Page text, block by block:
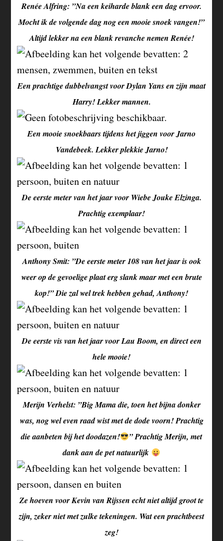
Renée Alfring: ”Na een keiharde blank een dag ervoor.
Mocht ik de volgende dag nog een mooie snoek vangen!”
Altijd lekker na een blank revanche nemen Renée!
Een prachtige dubbelvangst voor Dylan Yans en zijn maat
Harry! Lekker mannen.
Een mooie snoekbaars tijdens het jiggen voor Jarno
Vandebeek. Lekker plekkie Jarno!
De eerste meter van het jaar voor Wiebe Jouke Elzinga.
Prachtig exemplaar!
Anthony Smit: ”De eerste meter 108 van het jaar is ook
weer op de gevoelige plaat erg slank maar met een brute
kop!” Die zal wel trek hebben gehad, Anthony!
De eerste vis van het jaar voor Lau Boom, en direct een
hele mooie!
Merijn Verhelst: ”Big Mama die, toen het bijna donker
was, nog wel even raad wist met de dode voorn! Prachtig
die aanbeten bij het doodazen!
” Prachtig Merijn, met
dank aan de pet natuurlijk
Ze hoeven voor Kevin van Rijssen echt niet altijd groot te
zijn, zeker niet met zulke tekeningen. Wat een prachtbeest
zeg!